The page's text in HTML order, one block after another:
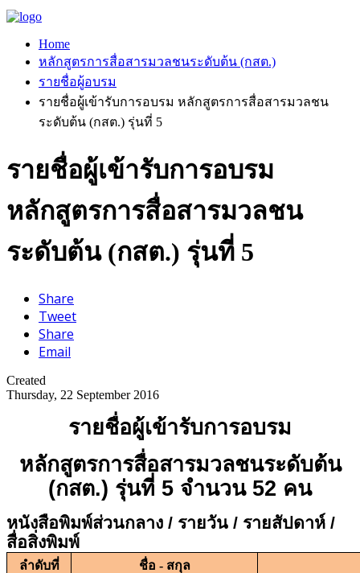
Home
หลักสูตรการสื่อสารมวลชนระดับต้น (กสต.)
รายชื่อผู้อบรม
รายชื่อผู้เข้ารับการอบรม หลักสูตรการสื่อสารมวลชน
ระดับต้น (กสต.) รุ่นที่ 5
รายชื่อผู้เข้ารับการอบรม
หลักสูตรการสื่อสารมวลชน
ระดับต้น (กสต.) รุ่นที่ 5
Share
Tweet
Share
Email
Created
Thursday, 22 September 2016
รายชื่อผู้เข้ารับการอบรม
หลักสูตรการสื่อสารมวลชนระดับต้น
(กสต.) รุ่นที่ 5 จำนวน 52 คน
หนังสือพิมพ์ส่วนกลาง / รายวัน / รายสัปดาห์ /
สื่อสิ่งพิมพ์
ลำดับที่ ชื่อ - สกุล